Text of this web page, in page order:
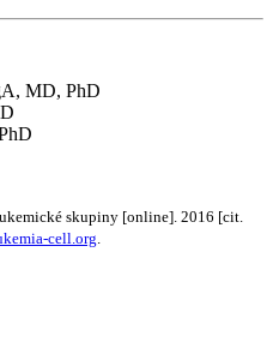
MD, PhD
skupiny [online]. 2016 [cit.
cell.org.